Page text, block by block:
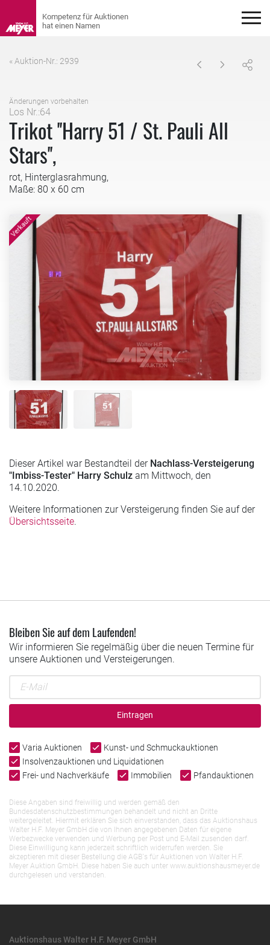
« Auktion-Nr.: 2939
Änderungen vorbehalten
Los Nr.:64
Trikot ''Harry 51 / St. Pauli All
Stars'',
rot, Hinterglasrahmung,
Maße: 80 x 60 cm
Dieser Artikel war Bestandteil der Nachlass-Versteigerung
"Imbiss-Tester" Harry Schulz am Mittwoch, den
14.10.2020.
Weitere Informationen zur Versteigerung finden Sie auf der
Übersichtsseite.
Bleiben Sie auf dem Laufenden!
Wir informieren Sie regelmäßig über die neuen Termine für
unsere Auktionen und Versteigerungen.
Eintragen
Varia Auktionen
Kunst- und Schmuckauktionen
Insolvenzauktionen und Liquidationen
Frei- und Nachverkäufe
Immobilien Pfandauktionen
Diese Angaben sind freiwillig und werden gemäß den
Bundesdatenschutzbestimmungen behandelt und nicht an Dritte
weitergeleitet. Hiermit erklären Sie sich einverstanden, dass das Auktionshaus
Walter H.F. Meyer GmbH die von Ihnen angegebenen Daten für eigene
Werbezwecke verwenden und Werbung per Post und E-Mail zusenden darf.
Diese Einwilligung kann jederzeit schriftlich widerrufen werden. Sie
akzeptieren mit dieser Bestellung die AGB`s für Auktionen von Walter H.F.
Meyer Auktion GmbH. Diese haben Sie auch unter www.auktionshausmeyer.de
durchgelesen und verstanden.
Auktionshaus Walter H.F. Meyer GmbH